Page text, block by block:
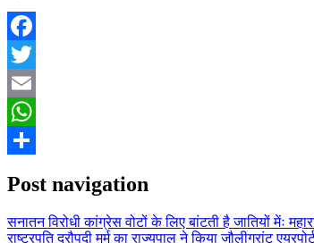
Facebook
Twitter
Email
WhatsApp
Post navigation
सनातन विरोधी कांग्रेस वोटों के लिए बांटती है जातियों मेंः
राष्ट्रपति द्रौपदी मुर्मु का राज्यपाल ने किया जौलीग्रांट